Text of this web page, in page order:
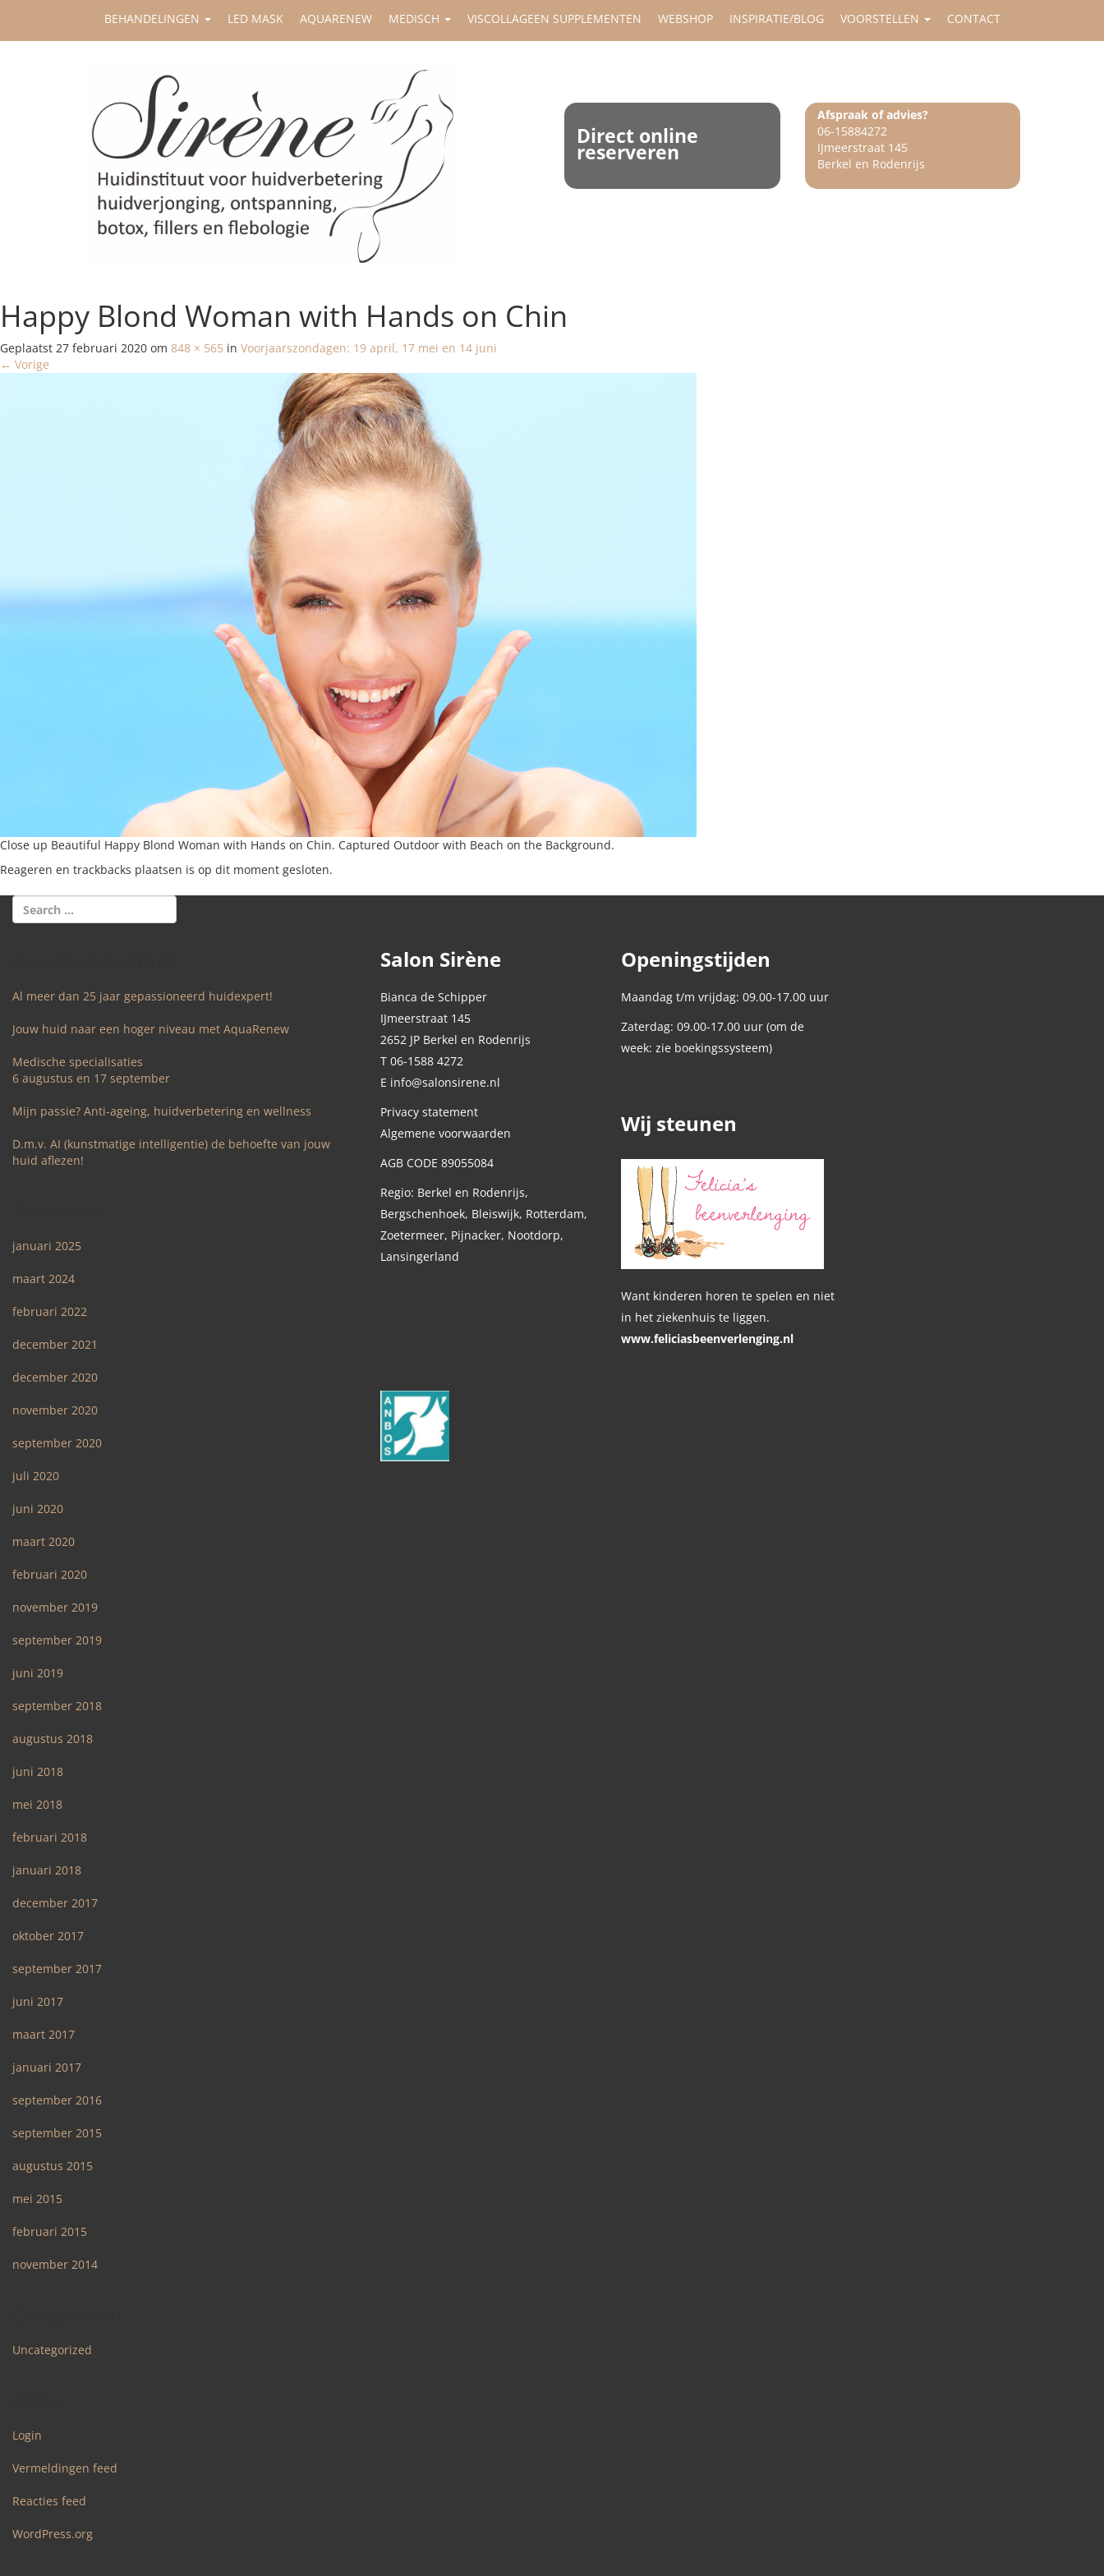
BEHANDELINGEN LED MASK AQUARENEW MEDISCH VISCOLLAGEEN SUPPLEMENTEN WEBSHOP INSPIRATIE/BLOG VOORSTELLEN CONTACT
Direct online
reserveren
Afspraak of advies?
06-15884272
IJmeerstraat 145
Berkel en Rodenrijs
Happy Blond Woman with Hands on Chin
Geplaatst 27 februari 2020 om 848 × 565 in Voorjaarszondagen: 19 april, 17 mei en 14 juni
← Vorige
Close up Beautiful Happy Blond Woman with Hands on Chin. Captured Outdoor with Beach on the Background.
Reageren en trackbacks plaatsen is op dit moment gesloten.
Al meer dan 25 jaar gepassioneerd huidexpert!
Jouw huid naar een hoger niveau met AquaRenew
Medische specialisaties
6 augustus en 17 september
Mijn passie? Anti-ageing, huidverbetering en wellness
D.m.v. AI (kunstmatige intelligentie) de behoefte van jouw
huid aflezen!
januari 2025
maart 2024
februari 2022
december 2021
december 2020
november 2020
september 2020
juli 2020
juni 2020
maart 2020
februari 2020
november 2019
september 2019
juni 2019
september 2018
augustus 2018
juni 2018
mei 2018
februari 2018
januari 2018
december 2017
oktober 2017
september 2017
juni 2017
maart 2017
januari 2017
september 2016
september 2015
augustus 2015
mei 2015
februari 2015
november 2014
Uncategorized
Login
Vermeldingen feed
Reacties feed
WordPress.org
Salon Sirène
Bianca de Schipper
IJmeerstraat 145
2652 JP Berkel en Rodenrijs
T 06-1588 4272
E info@salonsirene.nl
Privacy statement
Algemene voorwaarden
AGB CODE 89055084
Regio: Berkel en Rodenrijs,
Bergschenhoek, Bleiswijk, Rotterdam,
Zoetermeer, Pijnacker, Nootdorp,
Lansingerland
Openingstijden
Maandag t/m vrijdag: 09.00-17.00 uur
Zaterdag: 09.00-17.00 uur (om de
week: zie boekingssysteem)
Wij steunen
Want kinderen horen te spelen en niet
in het ziekenhuis te liggen.
www.feliciasbeenverlenging.nl